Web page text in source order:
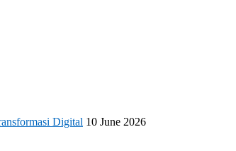
Digital 10 June 2026